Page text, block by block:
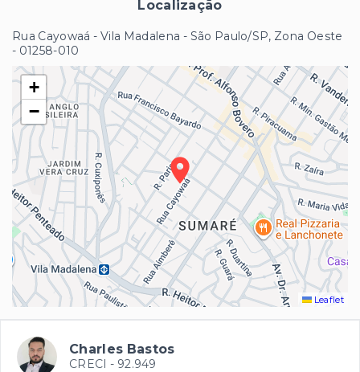
Localização
Rua Cayowaá - Vila Madalena - São Paulo/SP, Zona Oeste
- 01258-010
+
−
Leaflet
Charles Bastos
CRECI - 92.949